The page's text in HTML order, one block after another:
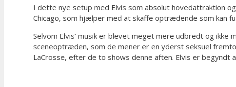
I dette nye setup med Elvis som absolut hovedattraktion
Chicago, som hjælper med at skaffe optrædende som kan
Selvom Elvis’ musik er blevet meget mere udbredt og ikke
sceneoptræden, som de mener er en yderst seksuel
LaCrosse, efter de to shows denne aften. Elvis er